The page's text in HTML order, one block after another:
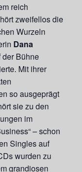
reich
zweifellos die
Wurzeln
Dana
der Bühne
Mit ihrer
so ausgeprägt
sie zu den
im
– schon
Singles auf
wurden zu
grandiosen